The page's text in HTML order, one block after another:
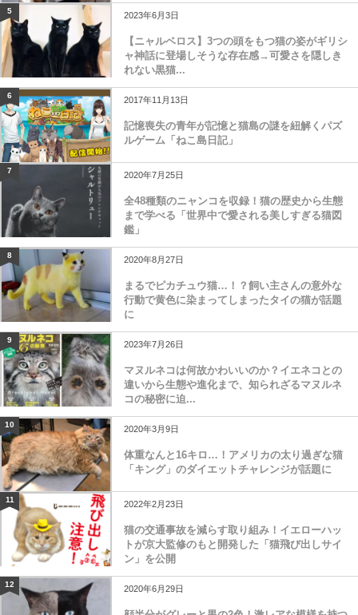
5 2023年6月3日
【ニャルベロス】3つの頭をもつ猫の姿がギリシ
ャ神話に登場しそうな存在感→可愛さを隠しき
れない黒猫...
6 2017年11月13日
記憶喪失の青年が記憶と猫島の謎を紐解くパズ
ルゲーム「ねこ島日記」
7 2020年7月25日
全48種類のニャンコを収録！猫の歴史から生態
まで学べる「世界中で愛される美しすぎる猫図
鑑」
8 2020年8月27日
まるでピカチュウ猫…！？飼い主さんの意外な
行動で黄色に染まってしまったタイの猫が話題
に
9 2023年7月26日
マヌルネコは何故かわいいのか？イエネコとの
違いから生態や進化まで、知られざるマヌルネ
コの秘密に迫...
10 2020年3月9日
体重なんと16キロ…！アメリカの太り過ぎな猫
「キング」のダイエットチャレンジが話題に
11 2022年2月23日
猫の交通事故を減らす取り組み！イエローハッ
トが京大監修のもと開発した「猫飛び出しサイ
ン」を公開
12 2020年6月29日